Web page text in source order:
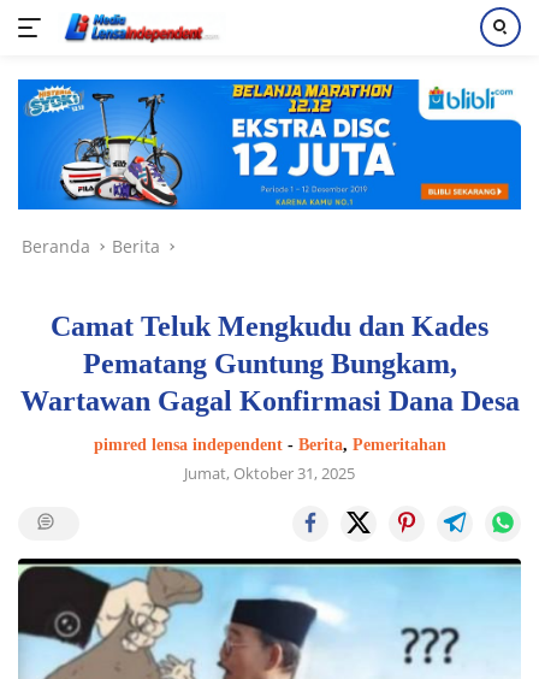
konten
Beranda Berita
Camat Teluk Mengkudu dan Kades
Pematang Guntung Bungkam,
Wartawan Gagal Konfirmasi Dana Desa
pimred lensa independent- Berita, Pemeritahan
Jumat, Oktober 31, 2025